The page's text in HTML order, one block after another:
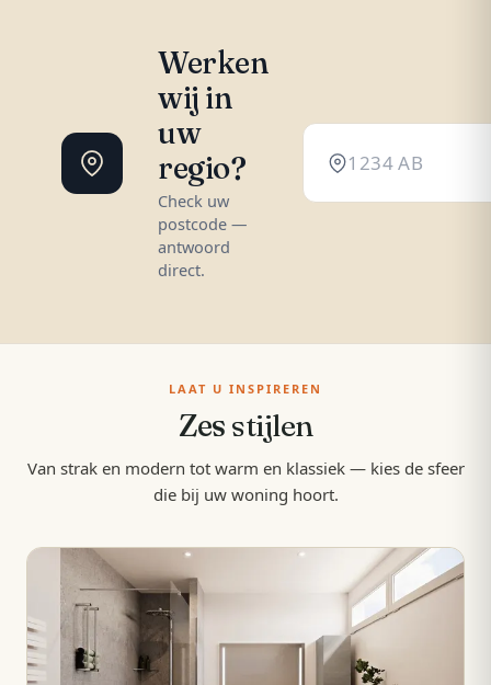
Werken
wij in
uw
regio?
Check uw
postcode —
antwoord
direct.
LAAT U INSPIREREN
Zes stijlen
Van strak en modern tot warm en klassiek — kies de sfeer
die bij uw woning hoort.